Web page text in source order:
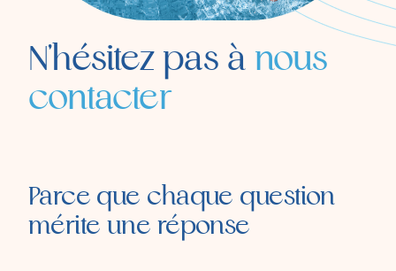
N'hésitez pas à nous
contacter
Parce que chaque question
mérite une réponse